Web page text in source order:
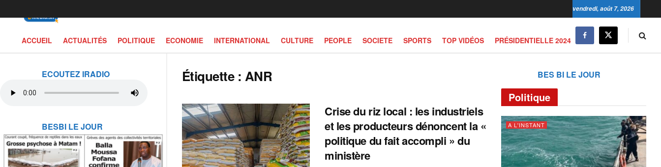
ECOUTEZ IRADIO
BESBI LE JOUR
vendredi, août 7, 2026
ACCUEIL ACTUALITÉS POLITIQUE ECONOMIE INTERNATIONAL CULTURE PEOPLE SOCIETE SPORTS TOP VIDÉOS PRÉSIDENTIELLE 2024
Étiquette : ANR
Crise du riz local : les industriels
et les producteurs dénoncent la «
politique du fait accompli » du
ministère
BES BI LE JOUR
Politique
A L'INSTANT